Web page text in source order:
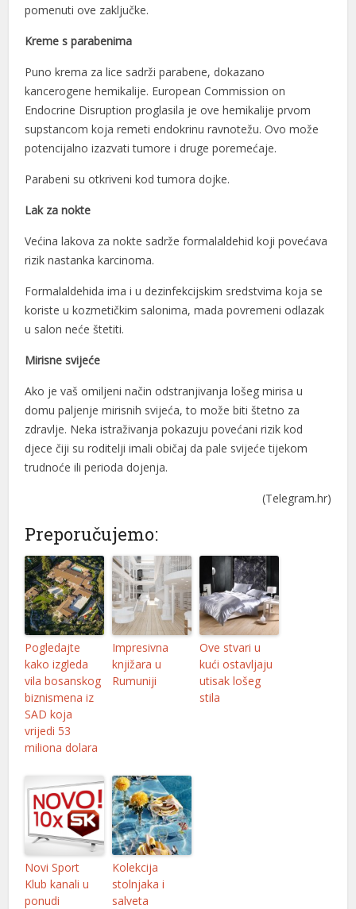
pomenuti ove zaključke.
Kreme s parabenima
Puno krema za lice sadrži parabene, dokazano
kancerogene hemikalije. European Commission on
Endocrine Disruption proglasila je ove hemikalije prvom
supstancom koja remeti endokrinu ravnotežu. Ovo može
potencijalno izazvati tumore i druge poremećaje.
Parabeni su otkriveni kod tumora dojke.
Lak za nokte
Većina lakova za nokte sadrže formalaldehid koji povećava
rizik nastanka karcinoma.
Formalaldehida ima i u dezinfekcijskim sredstvima koja se
koriste u kozmetičkim salonima, mada povremeni odlazak
u salon neće štetiti.
Mirisne svijeće
Ako je vaš omiljeni način odstranjivanja lošeg mirisa u
domu paljenje mirisnih svijeća, to može biti štetno za
zdravlje. Neka istraživanja pokazuju povećani rizik kod
djece čiji su roditelji imali običaj da pale svijeće tijekom
trudnoće ili perioda dojenja.
(Telegram.hr)
Preporučujemo:
Pogledajte
kako izgleda
vila bosanskog
biznismena iz
SAD koja
vrijedi 53
miliona dolara
Impresivna
knjižara u
Rumuniji
Ove stvari u
kući ostavljaju
utisak lošeg
stila
Novi Sport
Klub kanali u
ponudi
Kolekcija
stolnjaka i
salveta